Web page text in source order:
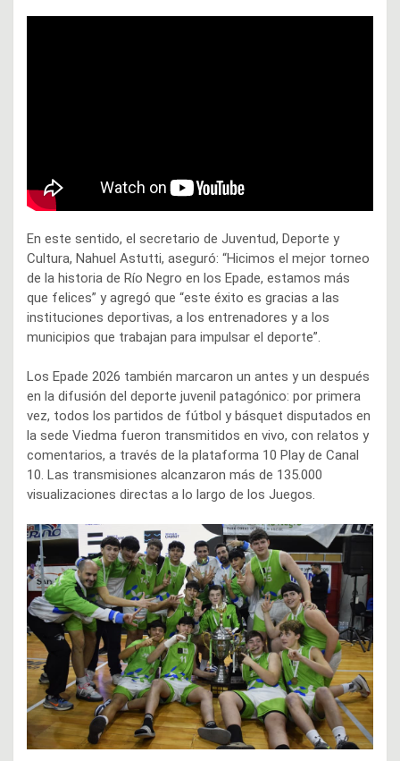
En este sentido, el secretario de Juventud, Deporte y
Cultura, Nahuel Astutti, aseguró: “Hicimos el mejor torneo
de la historia de Río Negro en los Epade, estamos más
que felices” y agregó que “este éxito es gracias a las
instituciones deportivas, a los entrenadores y a los
municipios que trabajan para impulsar el deporte”.
Los Epade 2026 también marcaron un antes y un después
en la difusión del deporte juvenil patagónico: por primera
vez, todos los partidos de fútbol y básquet disputados en
la sede Viedma fueron transmitidos en vivo, con relatos y
comentarios, a través de la plataforma 10 Play de Canal
10. Las transmisiones alcanzaron más de 135.000
visualizaciones directas a lo largo de los Juegos.